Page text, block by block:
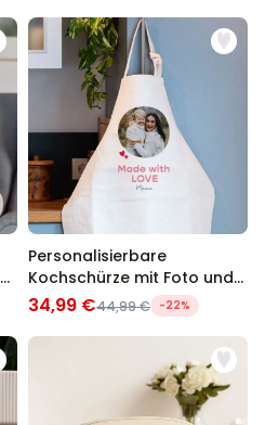
Personalisierbare
Kochschürze mit Foto und
Text
34,99 €44,99 € -22%